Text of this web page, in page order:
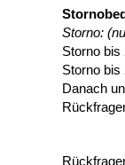
Storno:
Storno bis
Storno bis
Danach